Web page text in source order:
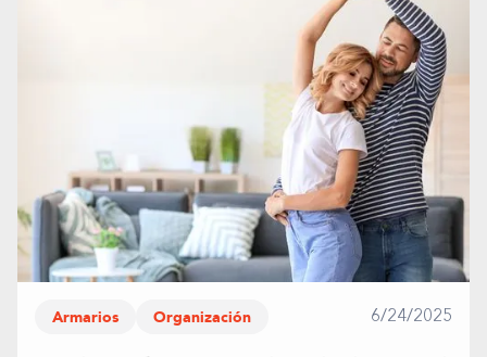
Armarios Organización 6/24/2025